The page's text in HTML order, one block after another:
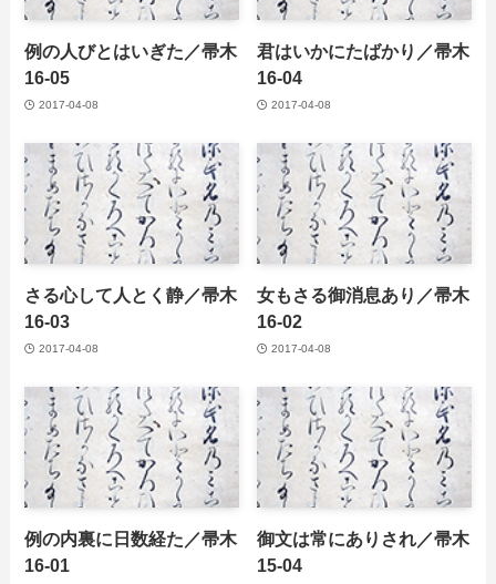
例の人びとはいぎた／帚木
16-05
2017-04-08
君はいかにたばかり／帚木
16-04
2017-04-08
さる心して人とく静／帚木
16-03
2017-04-08
女もさる御消息あり／帚木
16-02
2017-04-08
例の内裏に日数経た／帚木
16-01
御文は常にありされ／帚木
15-04